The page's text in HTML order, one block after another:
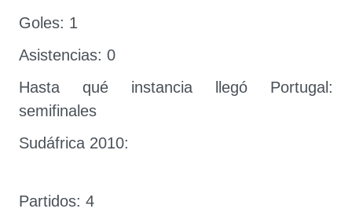
Goles: 1
Asistencias: 0
Hasta qué instancia llegó Portugal:
semifinales
Sudáfrica 2010:
Partidos: 4